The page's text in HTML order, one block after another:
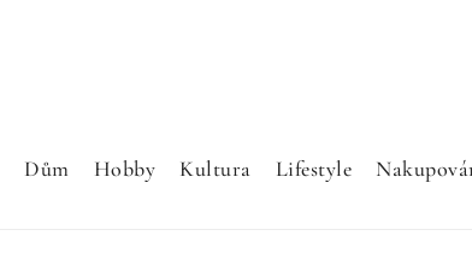
Dům Hobby Kultura Lifestyle